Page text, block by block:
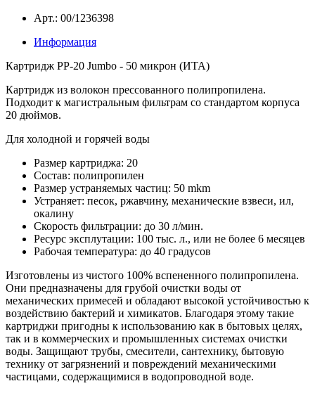
Арт.: 00/1236398
Информация
Картридж PP-20 Jumbo - 50 микрон (ИТА)
Картридж из волокон прессованного полипропилена.
Подходит к магистральным фильтрам со стандартом корпуса
20 дюймов.
Для холодной и горячей воды
Размер картриджа: 20
Состав: полипропилен
Размер устраняемых частиц: 50 mkm
Устраняет: песок, ржавчину, механические взвеси, ил,
окалину
Скорость фильтрации: до 30 л/мин.
Ресурс эксплутации: 100 тыс. л., или не более 6 месяцев
Рабочая температура: до 40 градусов
Изготовлены из чистого 100% вспененного полипропилена.
Они предназначены для грубой очистки воды от
механических примесей и обладают высокой устойчивостью к
воздействию бактерий и химикатов. Благодаря этому такие
картриджи пригодны к использованию как в бытовых целях,
так и в коммерческих и промышленных системах очистки
воды. Защищают трубы, смесители, сантехнику, бытовую
технику от загрязнений и повреждений механическими
частицами, содержащимися в водопроводной воде.